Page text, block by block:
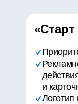
и
Логотип